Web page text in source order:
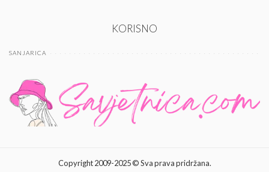
KORISNO
SANJARICA
Copyright 2009-2025 © Sva prava pridržana.